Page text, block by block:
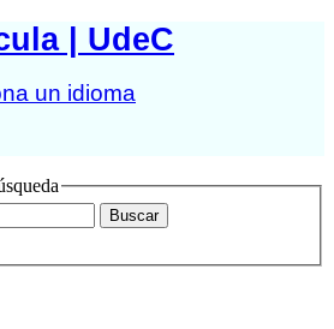
| UdeC
un idioma